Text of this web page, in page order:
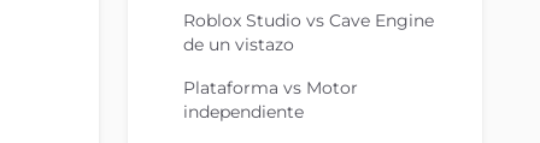
Roblox Studio vs Cave Engine
de un vistazo
Plataforma vs Motor
independiente